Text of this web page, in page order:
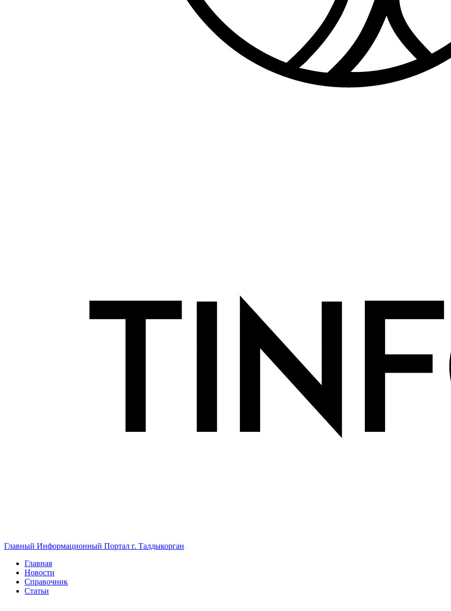
Главный Информационный Портал г. Талдыкорган
Главная
Новости
Справочник
Статьи